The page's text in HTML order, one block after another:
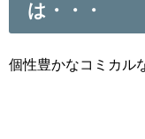
は・・・
個性豊かなコミカル